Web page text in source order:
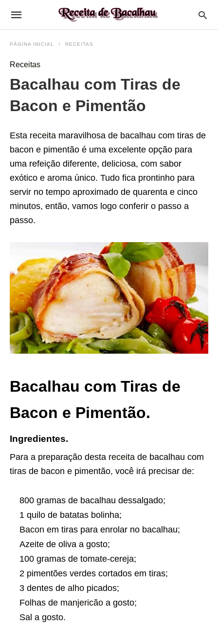
PÁGINA INICIAL RECEITAS
Receitas
Bacalhau com Tiras de
Bacon e Pimentão
Esta receita maravilhosa de bacalhau com tiras de
bacon e pimentão é uma excelente opção para
uma refeição diferente, deliciosa, com sabor
exótico e aroma único. Tudo fica prontinho para
servir no tempo aproximado de quarenta e cinco
minutos, então, vamos logo conferir o passo a
passo.
Bacalhau com Tiras de
Bacon e Pimentão.
Ingredientes.
Para a preparação desta receita de bacalhau com
tiras de bacon e pimentão, você irá precisar de:
800 gramas de bacalhau dessalgado;
1 quilo de batatas bolinha;
Bacon em tiras para enrolar no bacalhau;
Azeite de oliva a gosto;
100 gramas de tomate-cereja;
2 pimentões verdes cortados em tiras;
3 dentes de alho picados;
Folhas de manjericão a gosto;
Sal a gosto.